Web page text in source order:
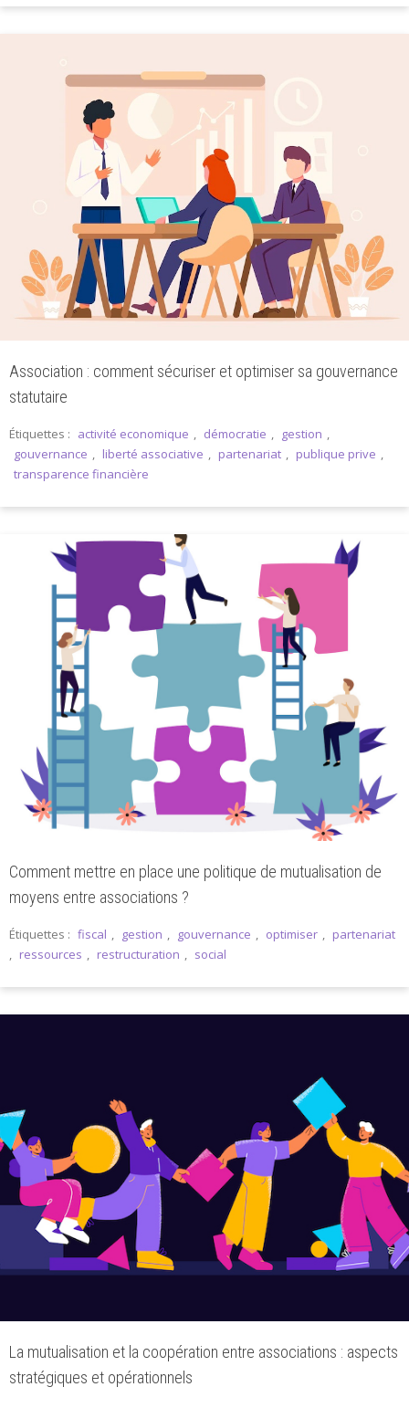
Association : comment sécuriser et optimiser sa gouvernance
statutaire
Étiquettes : activité economique , démocratie , gestion ,
gouvernance , liberté associative , partenariat , publique prive ,
transparence financière
Comment mettre en place une politique de mutualisation de
moyens entre associations ?
Étiquettes : fiscal , gestion , gouvernance , optimiser , partenariat
, ressources , restructuration , social
La mutualisation et la coopération entre associations : aspects
stratégiques et opérationnels